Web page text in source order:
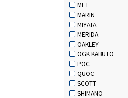
MET
MARIN
MIYATA
MERIDA
OAKLEY
OGK KABUTO
POC
QUOC
SCOTT
SHIMANO